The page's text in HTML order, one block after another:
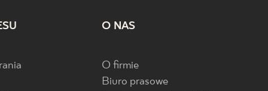
O NAS
O firmie
Biuro prasowe